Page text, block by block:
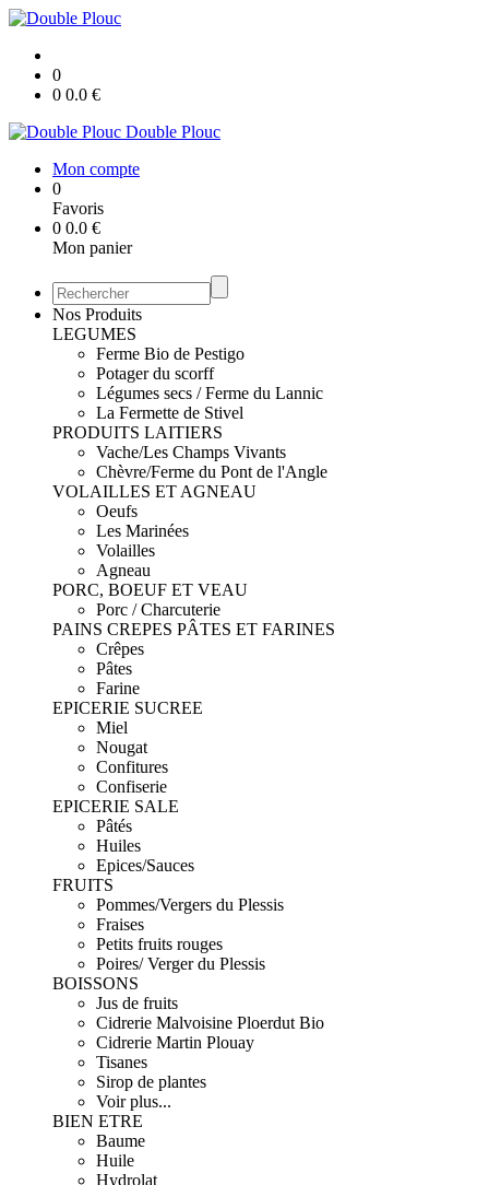
0
0 0.0 €
Double Plouc
Mon compte
0
Favoris
0 0.0 €
Mon panier
Nos Produits
LEGUMES
Ferme Bio de Pestigo
Potager du scorff
Légumes secs / Ferme du Lannic
La Fermette de Stivel
PRODUITS LAITIERS
Vache/Les Champs Vivants
Chèvre/Ferme du Pont de l'Angle
VOLAILLES ET AGNEAU
Oeufs
Les Marinées
Volailles
Agneau
PORC, BOEUF ET VEAU
Porc / Charcuterie
PAINS CREPES PÂTES ET FARINES
Crêpes
Pâtes
Farine
EPICERIE SUCREE
Miel
Nougat
Confitures
Confiserie
EPICERIE SALE
Pâtés
Huiles
Epices/Sauces
FRUITS
Pommes/Vergers du Plessis
Fraises
Petits fruits rouges
Poires/ Verger du Plessis
BOISSONS
Jus de fruits
Cidrerie Malvoisine Ploerdut Bio
Cidrerie Martin Plouay
Tisanes
Sirop de plantes
Voir plus...
BIEN ETRE
Baume
Huile
Hydrolat